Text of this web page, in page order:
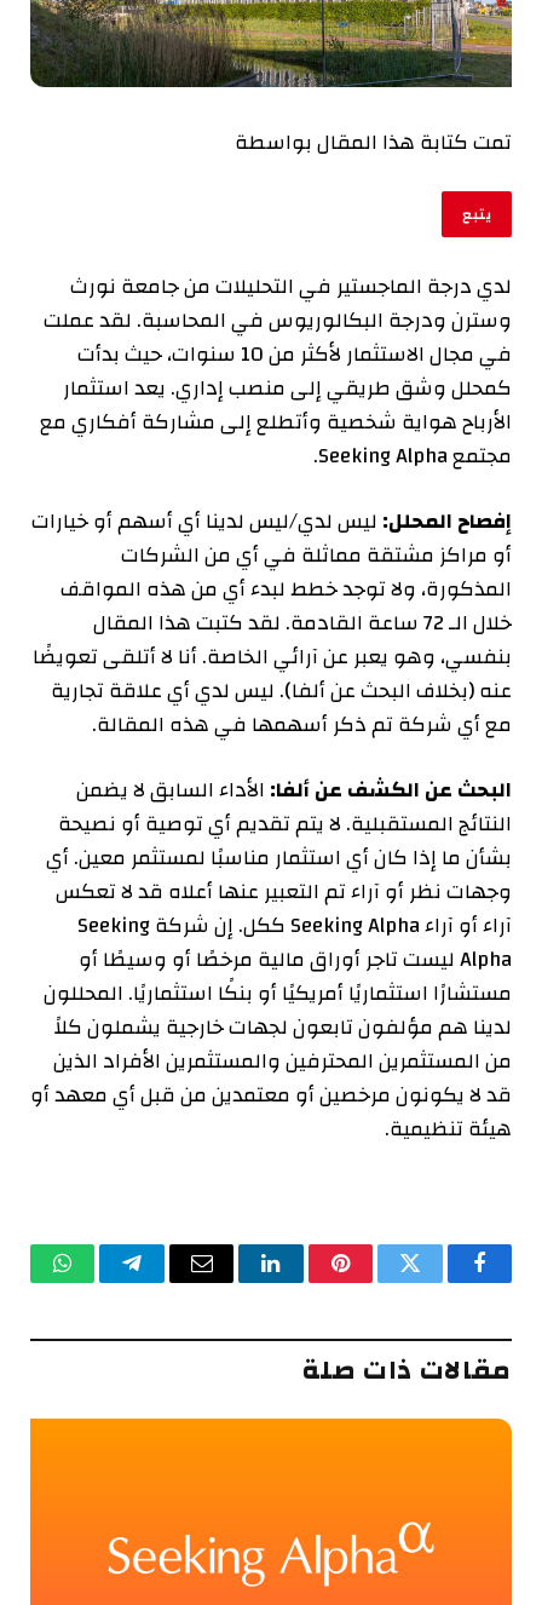
تمت كتابة هذا المقال بواسطة
يتبع
لدي درجة الماجستير في التحليلات من جامعة نورث
وسترن ودرجة البكالوريوس في المحاسبة. لقد عملت
في مجال الاستثمار لأكثر من 10 سنوات، حيث بدأت
كمحلل وشق طريقي إلى منصب إداري. يعد استثمار
الأرباح هواية شخصية وأتطلع إلى مشاركة أفكاري مع
مجتمع Seeking Alpha.
إفصاح المحلل:ليس لدي/ليس لدينا أي أسهم أو خيارات
أو مراكز مشتقة مماثلة في أي من الشركات
المذكورة، ولا توجد خطط لبدء أي من هذه المواقف
خلال الـ 72 ساعة القادمة.
لقد كتبت هذا المقال
بنفسي، وهو يعبر عن آرائي الخاصة. أنا لا أتلقى تعويضًا
عنه (بخلاف البحث عن ألفا). ليس لدي أي علاقة تجارية
مع أي شركة تم ذكر أسهمها في هذه المقالة.
البحث عن الكشف عن ألفا:الأداء السابق لا يضمن
النتائج المستقبلية. لا يتم تقديم أي توصية أو نصيحة
بشأن ما إذا كان أي استثمار مناسبًا لمستثمر معين. أي
وجهات نظر أو آراء تم التعبير عنها أعلاه قد لا تعكس
آراء أو آراء Seeking Alpha ككل. إن شركة Seeking
Alpha ليست تاجر أوراق مالية مرخصًا أو وسيطًا أو
مستشارًا استثماريًا أمريكيًا أو بنكًا استثماريًا. المحللون
لدينا هم مؤلفون تابعون لجهات خارجية يشملون كلاً
من المستثمرين المحترفين والمستثمرين الأفراد الذين
قد لا يكونون مرخصين أو معتمدين من قبل أي معهد أو
هيئة تنظيمية.
فيسبوكتويتر بينتيريستلينكدإنالبريد تيلقرام
مقالات ذات صلة